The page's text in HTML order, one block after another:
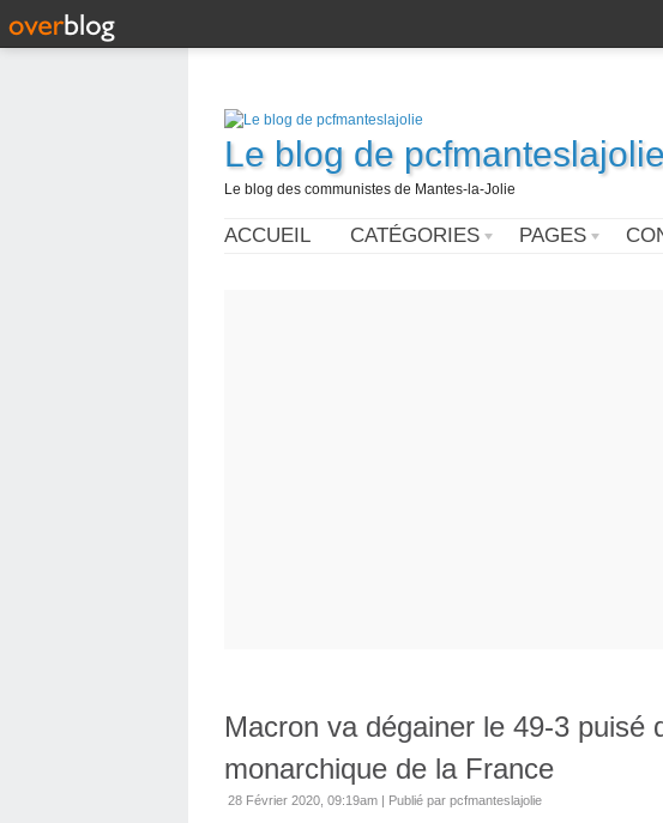
Le blog de
Le blog des communistes de Mantes-la-Jolie
ACCUEIL CATÉGORIES PAGES
Macron va dégainer le 49-3 puisé
monarchique de la France
28 Février 2020, 09:19am | Publié par pcfmanteslajolie